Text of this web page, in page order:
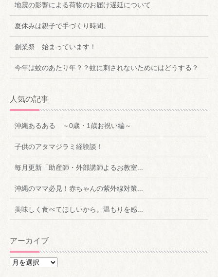
地震の影響による荷物のお届け遅延について
夏休みは親子で手づくり時間。
創業祭 始まっています！
今年は蚊のあたり年？？蚊に刺されないためにはどうする？
人気の記事
沖縄あるある ～0歳・1歳お祝い編～
子供のアタマジラミ経験談！
毎月更新「助産師・外部講師よるお教室...
沖縄のママ必見！赤ちゃんの紫外線対策...
美味しく食べてほしいから。温もりを感...
アーカイブ
ア